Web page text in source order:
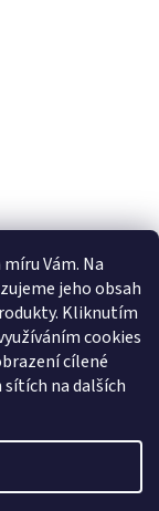
Vám. Na
jeho obsah
Kliknutím
cookies
cílené
na dalších